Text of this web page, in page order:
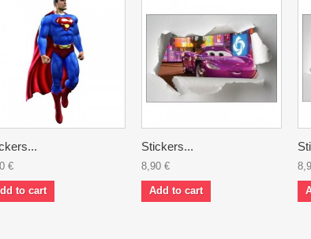
€
to cart
Stickers...
8,90 €
Add to cart